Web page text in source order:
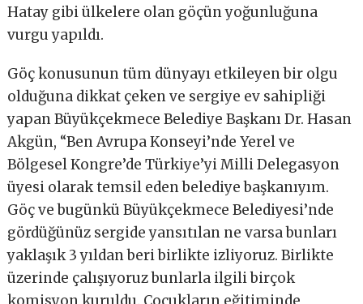
Hatay gibi ülkelere olan göçün yoğunluğuna
vurgu yapıldı.
Göç konusunun tüm dünyayı etkileyen bir olgu
olduğuna dikkat çeken ve sergiye ev sahipliği
yapan Büyükçekmece Belediye Başkanı Dr. Hasan
Akgün, “Ben Avrupa Konseyi’nde Yerel ve
Bölgesel Kongre’de Türkiye’yi Milli Delegasyon
üyesi olarak temsil eden belediye başkanıyım.
Göç ve bugünkü Büyükçekmece Belediyesi’nde
gördüğünüz sergide yansıtılan ne varsa bunları
yaklaşık 3 yıldan beri birlikte izliyoruz. Birlikte
üzerinde çalışıyoruz bunlarla ilgili birçok